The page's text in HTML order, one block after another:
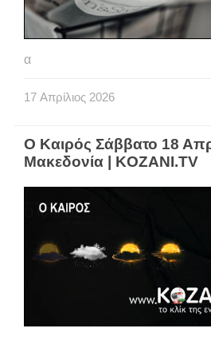
α
17 Απρίλιος 2026
Ο Καιρός Σάββατο 18
Μακεδονία | KOZANI.TV